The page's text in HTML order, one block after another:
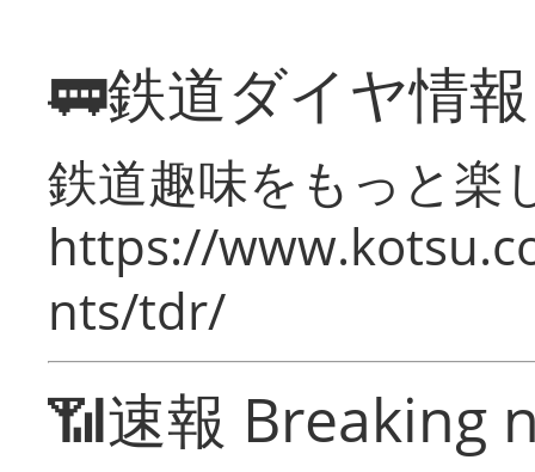
🚃鉄道ダイヤ情
鉄道趣味をもっと楽
https://
nts/tdr/
📶速報 Breaking